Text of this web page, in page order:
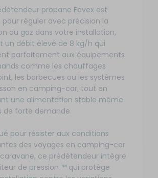
propane Favex est
réguler avec précision la
du gaz dans votre installation,
un débit élevé de 8 kg/h qui
parfaitement aux équipements
comme les chauffages
les barbecues ou les systèmes
en camping-car, tout en
une alimentation stable même
de forte demande.
pour résister aux conditions
des voyages en camping-car
ce prédétendeur intègre
de pression ™ qui protège